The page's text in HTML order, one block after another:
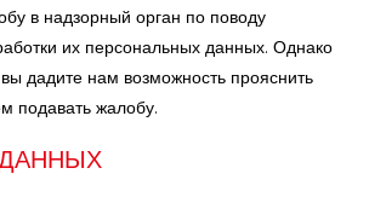
в надзорный орган по поводу
их персональных данных. Однако
дадите нам возможность прояснить
подавать жалобу.